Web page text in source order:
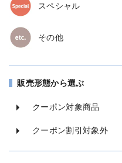
スペシャル
その他
販売形態から選ぶ
クーポン対象商品
クーポン割引対象外